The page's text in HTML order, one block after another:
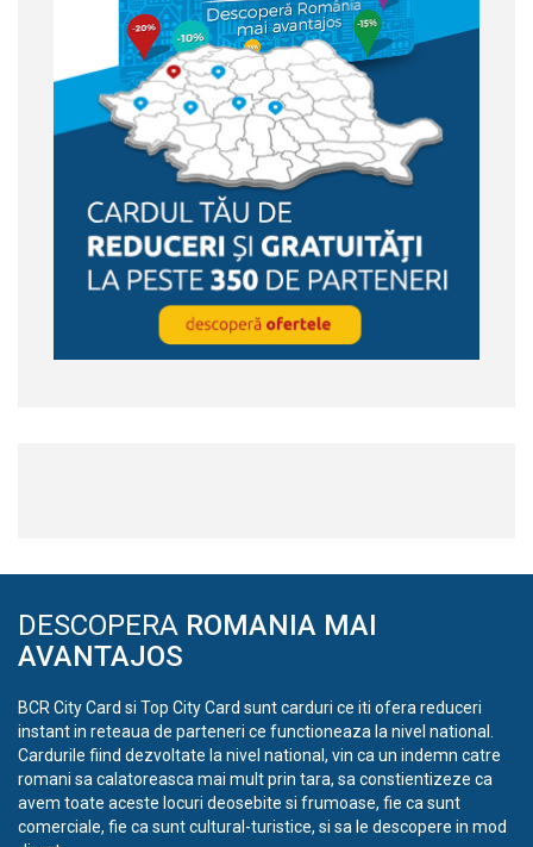
DESCOPERA ROMANIA MAI
AVANTAJOS
BCR City Card si Top City Card sunt carduri ce iti ofera reduceri
instant in reteaua de parteneri ce functioneaza la nivel national.
Cardurile fiind dezvoltate la nivel national, vin ca un indemn catre
romani sa calatoreasca mai mult prin tara, sa constientizeze ca
avem toate aceste locuri deosebite si frumoase, fie ca sunt
comerciale, fie ca sunt cultural-turistice, si sa le descopere in mod